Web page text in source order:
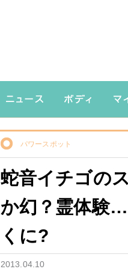
パワースポット
蛇音イチゴの
か幻？霊体験
くに?
2013.04.10